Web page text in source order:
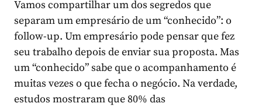
Vamos compartilhar um dos segredos que
separam um empresário de um “conhecido”: o
follow-up. Um empresário pode pensar que fez
seu trabalho depois de enviar sua proposta. Mas
um “conhecido” sabe que o acompanhamento é
muitas vezes o que fecha o negócio. Na verdade,
estudos mostraram que80% das